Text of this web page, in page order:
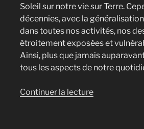
Soleil sur notre vie sur Terre.
décennies, avec la
dans toutes nos activités, nos
étroitement exposées et
Ainsi, plus que jamais
tous les aspects de notre
Continuer la lecturede